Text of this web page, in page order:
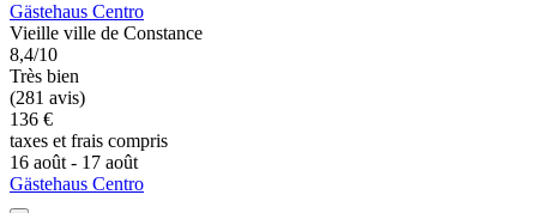
Gästehaus Centro
Vieille ville de Constance
8,4/10
Très bien
(281 avis)
136 €
taxes et frais compris
16 août - 17 août
Gästehaus Centro